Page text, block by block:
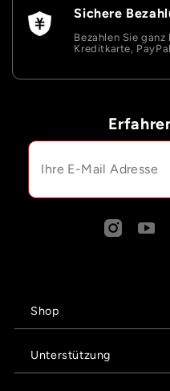
Sichere
Bezahlen Sie
Kreditkarte,
Shop
Unterstützung